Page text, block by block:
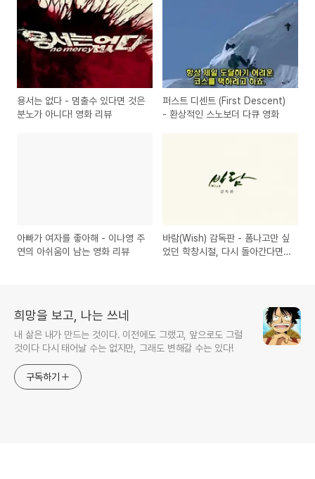
용서는 없다 - 멈출수 있다면 것은
분노가 아니다! 영화 리뷰
퍼스트 디센트 (First Descent)
- 환상적인 스노보더 다큐 영화
아빠가 여자를 좋아해 - 이나영 주
연의 아쉬움이 남는 영화 리뷰
바람(Wish) 감독판 - 폼나고만 싶
었던 학창시절, 다시 돌아간다면
희망을 보고, 나는 쓰네
내 삶은 내가 만드는 것이다. 이전에도 그랬고, 앞으로도 그럴
것이다 다시 태어날 수는 없지만, 그래도 변해갈 수는 있다!
구독하기